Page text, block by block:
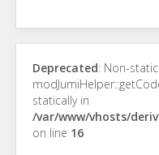
Deprecated: Non-
statically in
/var/www/vhosts/
on line 16